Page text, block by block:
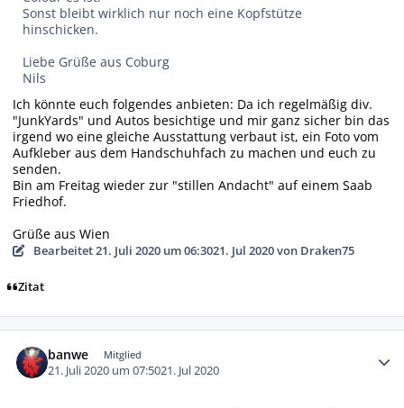
Sonst bleibt wirklich nur noch eine Kopfstütze
hinschicken.
Liebe Grüße aus Coburg
Nils
Ich könnte euch folgendes anbieten: Da ich regelmäßig div.
"JunkYards" und Autos besichtige und mir ganz sicher bin das
irgend wo eine gleiche Ausstattung verbaut ist, ein Foto vom
Aufkleber aus dem Handschuhfach zu machen und euch zu
senden.
Bin am Freitag wieder zur "stillen Andacht" auf einem Saab
Friedhof.
Grüße aus Wien
Bearbeitet21. Juli 2020 um 06:3021. Jul 2020von Draken75
Zitat
banwe Mitglied
21. Juli 2020 um 07:5021. Jul 2020